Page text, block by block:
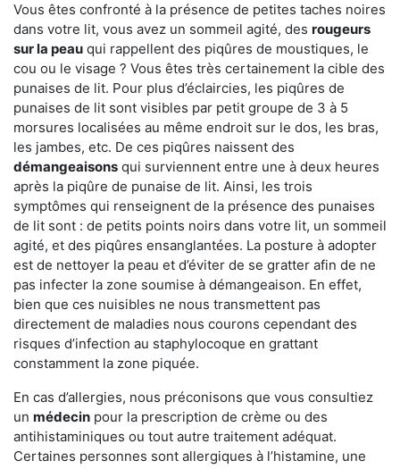
Vous êtes confronté à la présence de petites taches noires
dans votre lit, vous avez un sommeil agité, des rougeurs
sur la peau qui rappellent des piqûres de moustiques, le
cou ou le visage ? Vous êtes très certainement la cible des
punaises de lit. Pour plus d’éclaircies, les piqûres de
punaises de lit sont visibles par petit groupe de 3 à 5
morsures localisées au même endroit sur le dos, les bras,
les jambes, etc. De ces piqûres naissent des
démangeaisons qui surviennent entre une à deux heures
après la piqûre de punaise de lit. Ainsi, les trois
symptômes qui renseignent de la présence des punaises
de lit sont : de petits points noirs dans votre lit, un sommeil
agité, et des piqûres ensanglantées. La posture à adopter
est de nettoyer la peau et d’éviter de se gratter afin de ne
pas infecter la zone soumise à démangeaison. En effet,
bien que ces nuisibles ne nous transmettent pas
directement de maladies nous courons cependant des
risques d’infection au staphylocoque en grattant
constamment la zone piquée.
En cas d’allergies, nous préconisons que vous consultiez
un médecin pour la prescription de crème ou des
antihistaminiques ou tout autre traitement adéquat.
Certaines personnes sont allergiques à l’histamine, une